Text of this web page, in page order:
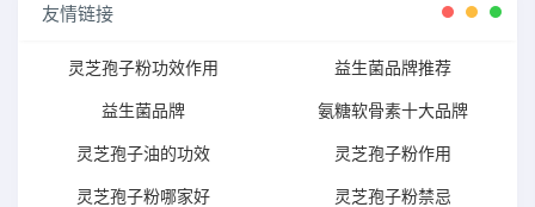
友情链接
灵芝孢子粉功效作用 益生菌品牌推荐
益生菌品牌 氨糖软骨素十大品牌
灵芝孢子油的功效 灵芝孢子粉作用
灵芝孢子粉哪家好 灵芝孢子粉禁忌